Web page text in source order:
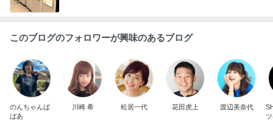
このブログのフォロワーが興味のあるブログ
のんちゃんば
ばあ
川崎 希 松居一代 花田虎上 渡辺美奈代